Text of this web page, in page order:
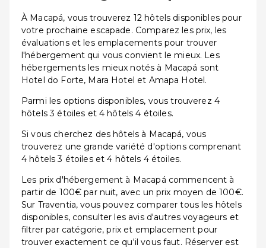
À Macapá, vous trouverez 12 hôtels disponibles pour
votre prochaine escapade. Comparez les prix, les
évaluations et les emplacements pour trouver
l'hébergement qui vous convient le mieux. Les
hébergements les mieux notés à Macapá sont
Hotel do Forte, Mara Hotel et Amapa Hotel.
Parmi les options disponibles, vous trouverez 4
hôtels 3 étoiles et 4 hôtels 4 étoiles.
Si vous cherchez des hôtels à Macapá, vous
trouverez une grande variété d'options comprenant
4 hôtels 3 étoiles et 4 hôtels 4 étoiles.
Les prix d'hébergement à Macapá commencent à
partir de 100€ par nuit, avec un prix moyen de 100€.
Sur Traventia, vous pouvez comparer tous les hôtels
disponibles, consulter les avis d'autres voyageurs et
filtrer par catégorie, prix et emplacement pour
trouver exactement ce qu'il vous faut. Réserver est